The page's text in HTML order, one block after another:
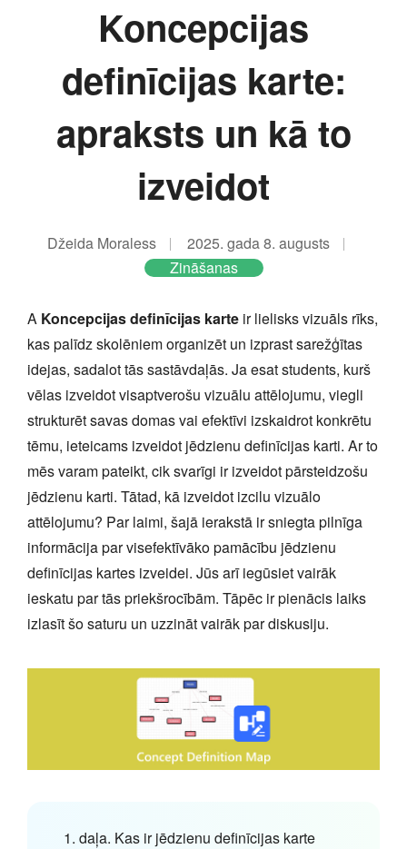
Koncepcijas
definīcijas karte:
apraksts un kā to
izveidot
Džeida Moraless
2025. gada 8. augusts
Zināšanas
A Koncepcijas definīcijas karte ir lielisks vizuāls rīks,
kas palīdz skolēniem organizēt un izprast sarežģītas
idejas, sadalot tās sastāvdaļās. Ja esat students, kurš
vēlas izveidot visaptverošu vizuālu attēlojumu, viegli
strukturēt savas domas vai efektīvi izskaidrot konkrētu
tēmu, ieteicams izveidot jēdzienu definīcijas karti. Ar to
mēs varam pateikt, cik svarīgi ir izveidot pārsteidzošu
jēdzienu karti. Tātad, kā izveidot izcilu vizuālo
attēlojumu? Par laimi, šajā ierakstā ir sniegta pilnīga
informācija par visefektīvāko pamācību jēdzienu
definīcijas kartes izveidei. Jūs arī iegūsiet vairāk
ieskatu par tās priekšrocībām. Tāpēc ir pienācis laiks
izlasīt šo saturu un uzzināt vairāk par diskusiju.
1. daļa. Kas ir jēdzienu definīcijas karte